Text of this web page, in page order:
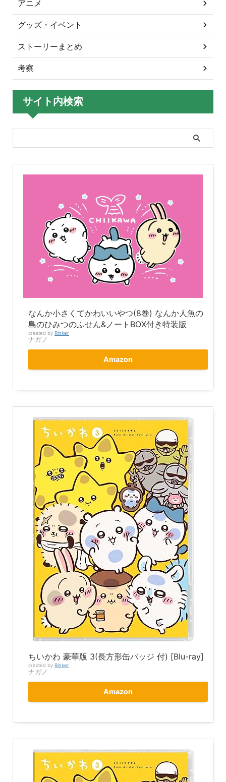
アニメ
グッズ・イベント
ストーリーまとめ
考察
サイト内検索
なんか小さくてかわいいやつ(8巻) なんか人魚の
島のひみつのふせん&ノートBOX付き特装版
created by Rinker
ナガノ
Amazon
ちいかわ 豪華版 3(長方形缶バッジ 付) [Blu-ray]
created by Rinker
ナガノ
Amazon